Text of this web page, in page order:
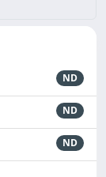
ND
ND
ND